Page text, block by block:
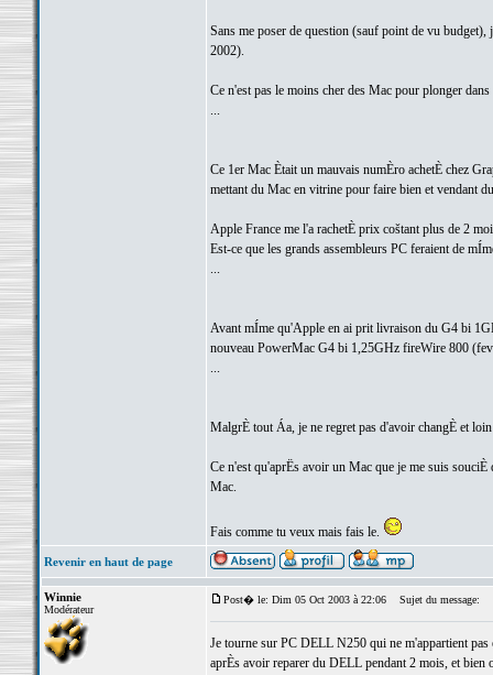
Sans me poser de question (sauf point de vu
2002).
Ce n'est pas le moins cher des Mac pour plonger
...
Ce 1er Mac Ètait un mauvais numÈro achetÈ chez
mettant du Mac en vitrine pour faire bien et vendant
Apple France me l'a rachetÈ prix coštant plus de 2
Est-ce que les grands assembleurs PC feraient de
...
Avant mÍme qu'Apple en ai prit livraison du G4 bi
nouveau PowerMac G4 bi 1,25GHz fireWire 800
...
MalgrÈ tout Áa, je ne regret pas d'avoir changÈ et
Ce n'est qu'aprËs avoir un Mac que je me suis
Mac.
Fais comme tu veux mais fais le.
Revenir en haut de page
Winnie
Modérateur
Post� le: Dim 05 Oct 2003 à 22:06 Sujet du message:
Je tourne sur PC DELL N250 qui ne m'appartient
aprÈs avoir reparer du DELL pendant 2 mois, et bien